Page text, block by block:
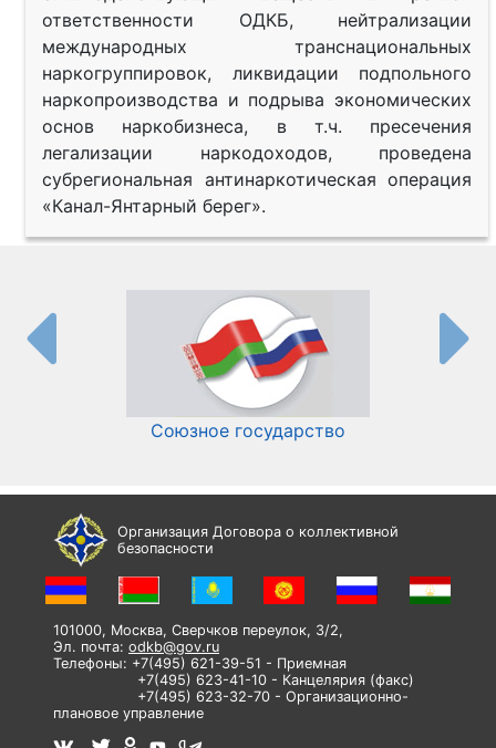
ответственности ОДКБ, нейтрализации
международных транснациональных
наркогруппировок, ликвидации подпольного
наркопроизводства и подрыва экономических
основ наркобизнеса, в т.ч. пресечения
легализации наркодоходов, проведена
субрегиональная антинаркотическая операция
«Канал-Янтарный берег».
Союзное государство
Организация Договора о коллективной
безопасности
101000, Москва, Сверчков переулок, 3/2,
Эл. почта: odkb@gov.ru
Телефоны: +7(495) 621-39-51 - Приемная
+7(495) 623-41-10 - Канцелярия (факс)
+7(495) 623-32-70 - Организационно-
плановое управление